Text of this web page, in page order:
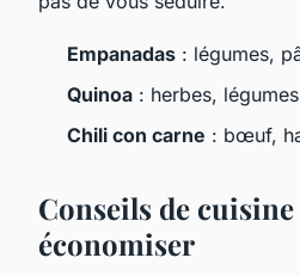
Empanadas : légumes,
Quinoa : herbes, légumes
Chili con carne : bœuf,
Conseils de
économiser